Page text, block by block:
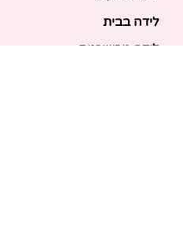
לידה בבית
לידה מכשירנית